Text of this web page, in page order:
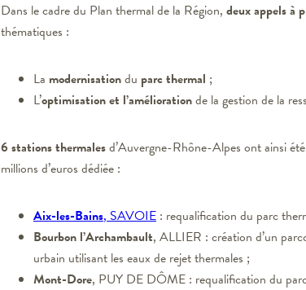
Dans le cadre du Plan thermal de la Région, deux appels à
thématiques :
La modernisationdu parc thermal ;
L’optimisation et l’améliorationde la gestion de la
6 stations thermalesd’Auvergne-Rhône-Alpes ont ainsi
millions d’euros dédiée :
Aix-les-Bains, SAVOIE : requalification du parc
Bourbon l’Archambault, ALLIER : création d’un
urbain utilisant les eaux de rejet thermales ;
Mont-Dore, PUY DE DÔME : requalification du